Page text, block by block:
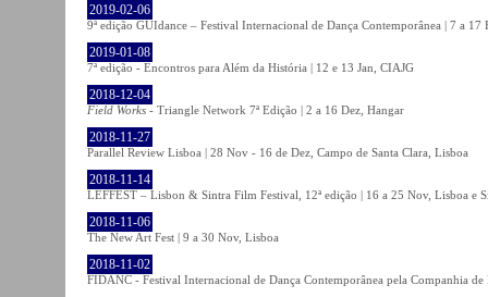
2019-02-06
9ª edição GUIdance – Festival Internacional de Dança Contemporânea | 7 a 17
2019-01-08
7ª edição - Encontros para Além da História | 12 e 13 Jan, CIAJG
2018-12-04
Field Works - Triangle Network 7ª Edição | 2 a 16 Dez, Hangar
2018-11-27
Parallel Review Lisboa | 28 Nov - 16 de Dez, Campo de Santa Clara, Lisboa
2018-11-14
LEFFEST – Lisbon & Sintra Film Festival, 12ª edição | 16 a 25 Nov, Lisboa e
2018-11-06
The New Art Fest | 9 a 30 Nov, Lisboa
2018-11-02
FIDANC - Festival Internacional de Dança Contemporânea pela Companhia